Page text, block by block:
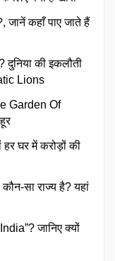
जानें कहाँ पाए जाते हैं
दुनिया की इकलौती
Lions
Garden Of
घर में करोड़ों की
सा राज्य है? यहां
जानिए क्यों